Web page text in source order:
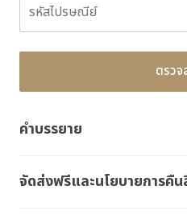
ตรว
คำบรรยาย
จัดส่งฟรีและนโยบายการคืน